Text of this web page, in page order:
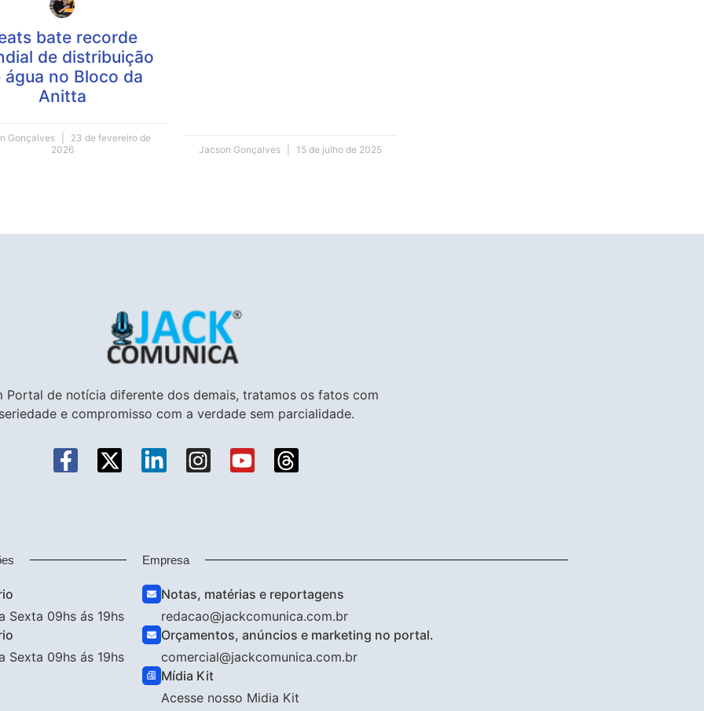
bate recorde
de distribuição
água no Bloco da
Anitta
Gonçalves
23 de fevereiro de
2026
Jacson Gonçalves 15 de julho de 2025
Portal de notícia diferente dos demais, tratamos os fatos com
e compromisso com a verdade sem parcialidade.
Sexta 09hs ás 19hs
Sexta 09hs ás 19hs
Empresa
Notas, matérias e reportagens
redacao@jackcomunica.com.br
Orçamentos, anúncios e marketing no portal.
comercial@jackcomunica.com.br
Mídia Kit
Acesse nosso Midia Kit